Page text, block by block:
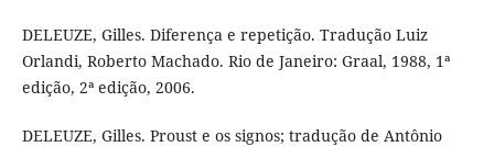
DELEUZE, Gilles. Diferença e repetição. Tradução Luiz
Orlandi, Roberto Machado. Rio de Janeiro: Graal, 1988, 1ª
edição, 2ª edição, 2006.
DELEUZE, Gilles. Proust e os signos; tradução de Antônio